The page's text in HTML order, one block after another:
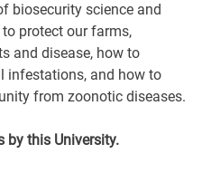
biosecurity science and
protect our farms,
and disease, how to
infestations, and how to
from zoonotic diseases.
by this University.